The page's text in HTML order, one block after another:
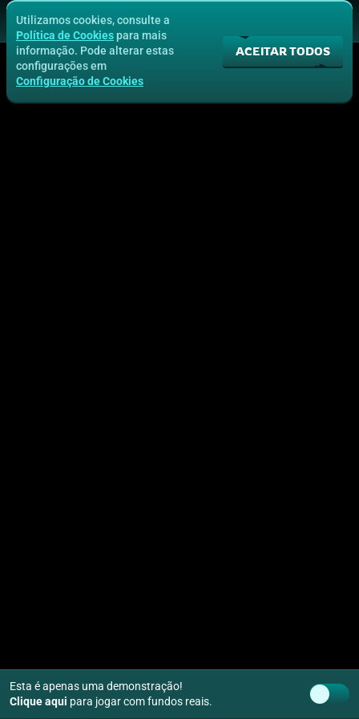
Esta é apenas uma demonstração!
Clique aqui para jogar com fundos reais.
Utilizamos cookies, consulte a
Política de Cookies para mais
informação. Pode alterar estas
configurações em
Configuração de Cookies
ACEITAR TODOS